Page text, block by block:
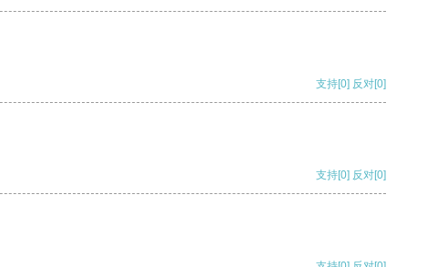
支持[0] 反对[0]
支持[0] 反对[0]